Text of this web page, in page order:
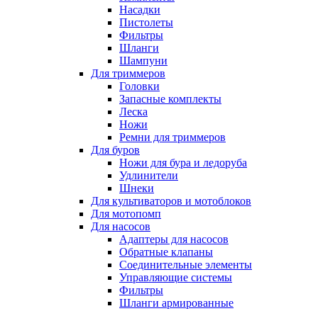
Насадки
Пистолеты
Фильтры
Шланги
Шампуни
Для триммеров
Головки
Запасные комплекты
Леска
Ножи
Ремни для триммеров
Для буров
Ножи для бура и ледоруба
Удлинители
Шнеки
Для культиваторов и мотоблоков
Для мотопомп
Для насосов
Адаптеры для насосов
Обратные клапаны
Соединительные элементы
Управляющие системы
Фильтры
Шланги армированные